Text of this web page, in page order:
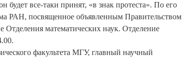
будет все-таки принят, «в знак протеста». По его
РАН, посвященное объявленным Правительством
Отделения математических наук. Отделение
факультета МГУ, главный научный